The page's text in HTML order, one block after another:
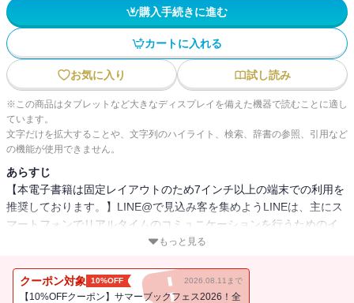
購入手続きに進む
カートに入れる
お気に入り 試し読み
※この商品はタブレットなど大きなディスプレイを備えた機器で読むことに適し
ています。
文字だけを拡大することや、文字列のハイライト、検索、辞書の参照、引用など
の機能が使用できません。
あらすじ
【本電子書籍は固定レイアウトのため7インチ以上の端末での利用を
推奨しております。】LINE@で見込み客を集めようLINEは、主にス
マートフォンでリアルタイムのコミュニケーションを行うためのイ
ンスタントメッセンジャーです。現在、利用者数は急増しており
ビジネスの切り札として注目されており、実店舗をかまえる企業
は、TwitterやFacebookよりもリーチ度の高いLINEを利用した集客や
もっと見る
クーポン対象 10%OFF 2026.08.11まで
【10%OFFクーポン】サマーブックフェス2026！全